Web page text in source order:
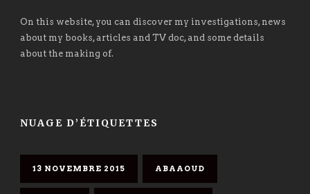
On this website, you can discover my investigations, news
about my books, articles and TV doc, and some details
about the making of.
NUAGE D’ÉTIQUETTES
13 NOVEMBRE 2015 ABAAOUD